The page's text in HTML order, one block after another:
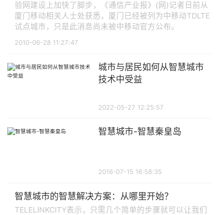
验网建设上加快了脚步，《通信产业报》(网)记者日前从
厦门移动相关人士处获悉，厦门已经被列为中移动TDLTE
试点城市，只是此消息尚未被中移动官方公布。
2010-06-28 11:27:47
城市与居民如何从智慧城市
技术中受益
2022-05-27 12:25:57
智慧城市-智慧秦皇岛
2016-07-15 16:58:35
智慧城市的智慧解决方案：从哪里开始？
TELELINKCITY表示，只需几个简单的步骤就可以让我们